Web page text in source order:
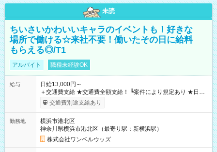
未読
ちいさいかわいいキャラのイベントも！好きな
場所で働ける☆来社不要！働いたその日に給料
もらえる◎/T1
アルバイト 職種未経験OK
給与
日給13,000円～
＋交通費支給 ★交通費全額支給！ ┗案件により規定あり ★日払
いOK！（規定あり） ┗働いたその日に現金GET♪ お仕事後はコ
ンビニATMから 日払い分を引き落とせます！ 【試用期間】試
交通費別途支給あり
勤務地
横浜市港北区
神奈川県横浜市港北区（最寄り駅：新横浜駅）
株式会社ワンベルウッズ